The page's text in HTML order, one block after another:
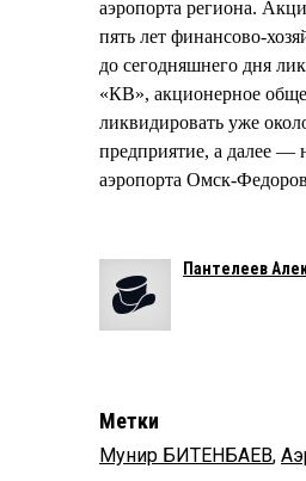
аэропорта региона.
пять лет финансово-
до сегодняшнего дня
«КВ», акционерное
ликвидировать уже
предприятие, а далее —
аэропорта Омск-
Пантелеев
Метки
Мунир БИТЕНБАЕВ,